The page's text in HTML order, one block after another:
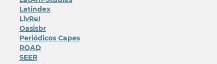
Latindex
LivRe!
Oasisbr
Periódicos Capes
ROAD
SEER